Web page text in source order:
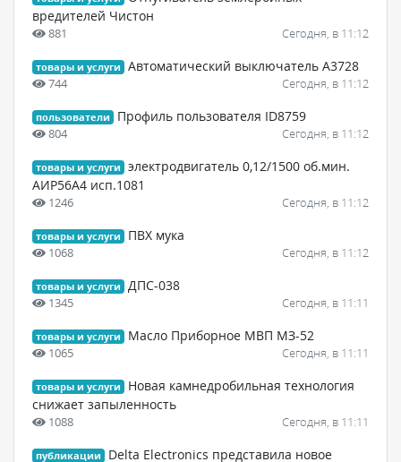
вредителей Чистон
881 Сегодня, в 11:12
товары и услуги Автоматический выключатель А3728
744 Сегодня, в 11:12
пользователи Профиль пользователя ID8759
804 Сегодня, в 11:12
товары и услуги
электродвигатель 0,12/1500 об.мин.
АИР56А4 исп.1081
1246 Сегодня, в 11:12
товары и услуги ПВХ мука
1068 Сегодня, в 11:12
товары и услуги ДПС-038
1345 Сегодня, в 11:11
товары и услуги Масло Приборное МВП МЗ-52
1065 Сегодня, в 11:11
товары и услуги
Новая камнедробильная технология
снижает запыленность
1088 Сегодня, в 11:11
публикации
Delta Electronics представила новое